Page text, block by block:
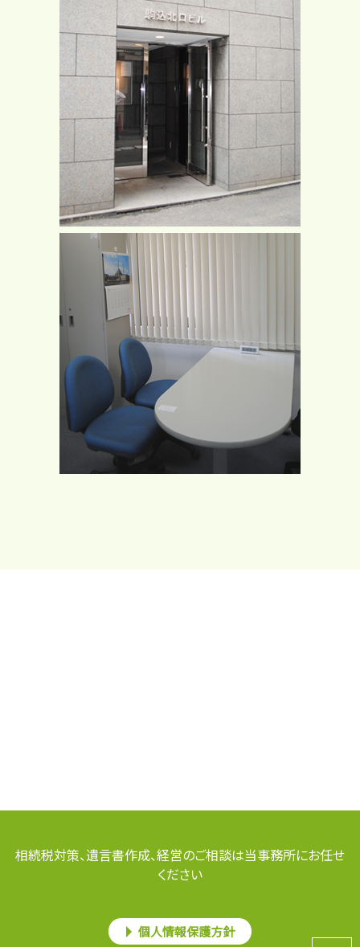
相続税対策、遺言書作成、経営のご相談は当事務所にお任せ
ください
個人情報保護方針